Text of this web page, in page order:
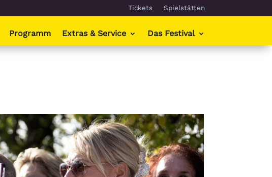
Tickets Spielstätten
Programm Extras & Service Das Festival